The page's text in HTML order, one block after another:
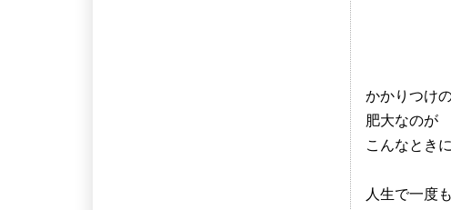
かかりつけ
肥大なのが
こんなとき
人生で一度